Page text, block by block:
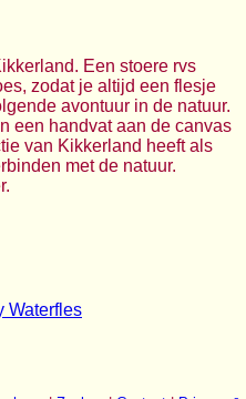
Een stoere rvs
zodat je altijd een flesje
avontuur in de natuur.
een handvat aan de canvas
van Kikkerland heeft als
met de natuur.
Waterfles